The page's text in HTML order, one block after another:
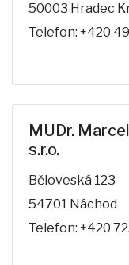
50003 Hradec
Telefon: +420
MUDr.
s.r.o.
Běloveská 123
54701 Náchod
Telefon: +420